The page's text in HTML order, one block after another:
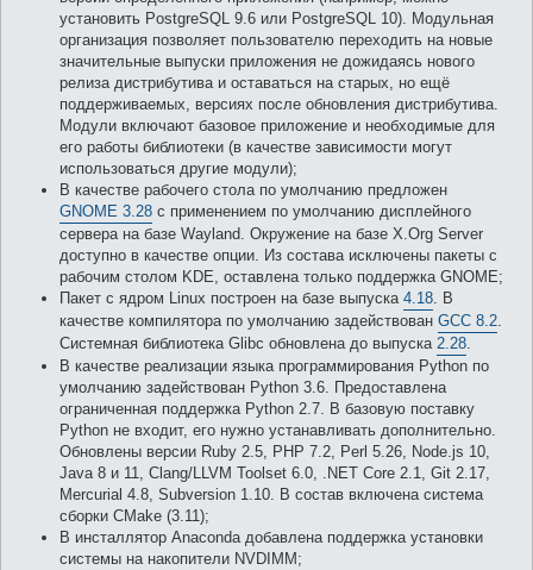
установить PostgreSQL 9.6 или PostgreSQL 10). Модульная
организация позволяет пользователю переходить на новые
значительные выпуски приложения не дожидаясь нового
релиза дистрибутива и оставаться на старых, но ещё
поддерживаемых, версиях после обновления дистрибутива.
Модули включают базовое приложение и необходимые для
его работы библиотеки (в качестве зависимости могут
использоваться другие модули);
В качестве рабочего стола по умолчанию предложен
GNOME 3.28 с применением по умолчанию дисплейного
сервера на базе Wayland. Окружение на базе X.Org Server
доступно в качестве опции. Из состава исключены пакеты с
рабочим столом KDE, оставлена только поддержка GNOME;
Пакет с ядром Linux построен на базе выпуска 4.18. В
качестве компилятора по умолчанию задействован GCC 8.2.
Системная библиотека Glibc обновлена до выпуска 2.28.
В качестве реализации языка программирования Python по
умолчанию задействован Python 3.6. Предоставлена
ограниченная поддержка Python 2.7. В базовую поставку
Python не входит, его нужно устанавливать дополнительно.
Обновлены версии Ruby 2.5, PHP 7.2, Perl 5.26, Node.js 10,
Java 8 и 11, Clang/LLVM Toolset 6.0, .NET Core 2.1, Git 2.17,
Mercurial 4.8, Subversion 1.10. В состав включена система
сборки CMake (3.11);
В инсталлятор Anaconda добавлена поддержка установки
системы на накопители NVDIMM;